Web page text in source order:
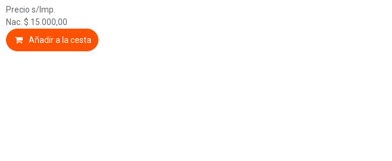
Precio s/Imp.
Nac. $ 15.000,00
Añadir a la cesta